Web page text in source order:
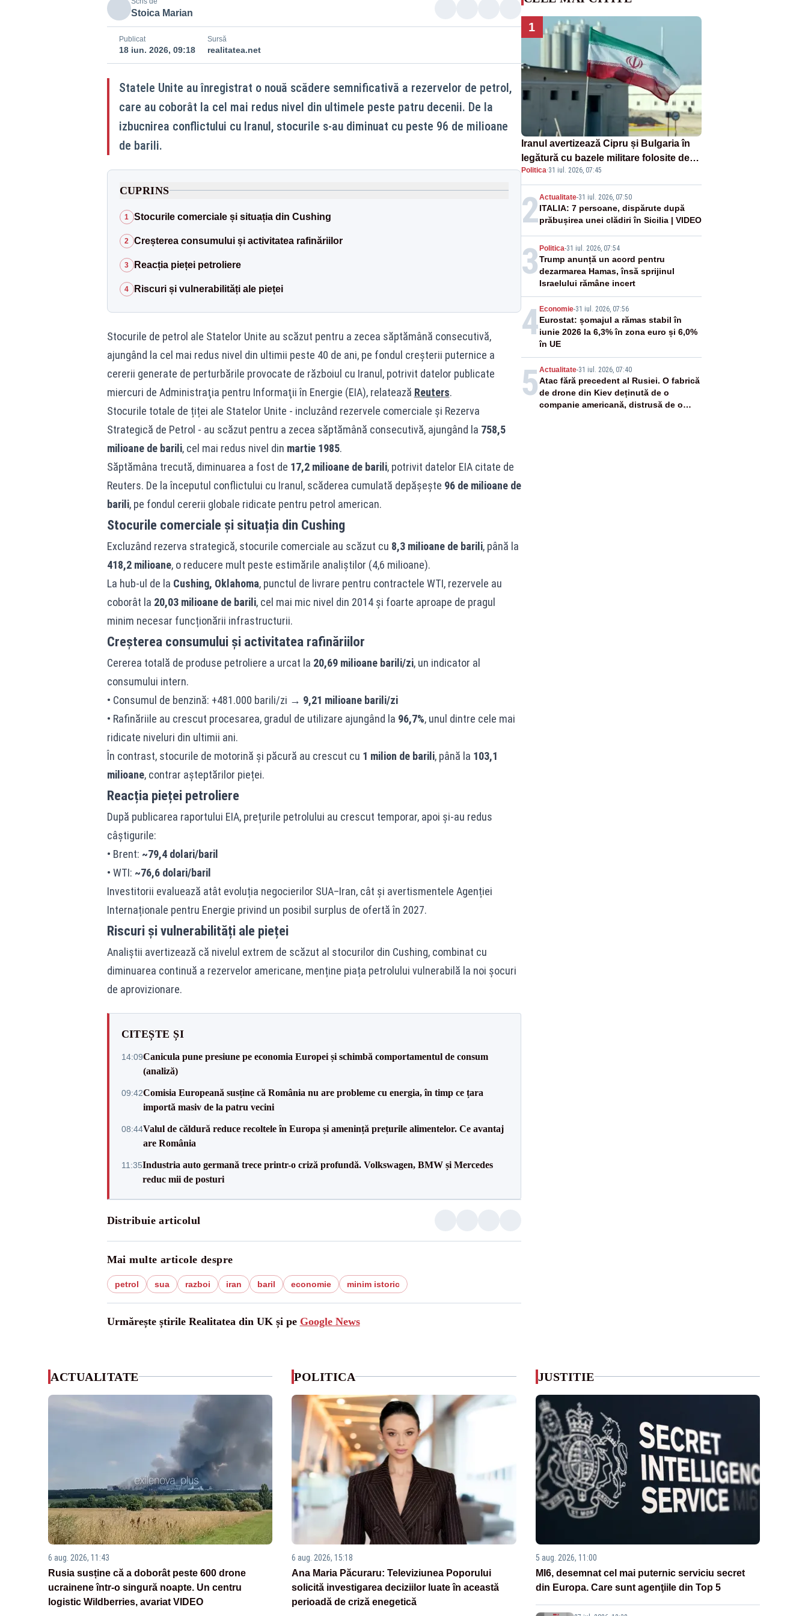
Stoica Marian
Publicat
18 iun. 2026, 09:18
Sursă
realitatea.net
Statele Unite au înregistrat o nouă scădere semnificativă a rezervelor de petrol,
care au coborât la cel mai redus nivel din ultimele peste patru decenii. De la
izbucnirea conflictului cu Iranul, stocurile s-au diminuat cu peste 96 de milioane
de barili.
CUPRINS
1 Stocurile comerciale și situația din Cushing
2 Creșterea consumului și activitatea rafinăriilor
3 Reacția pieței petroliere
4 Riscuri și vulnerabilități ale pieței
Stocurile de petrol ale Statelor Unite au scăzut pentru a zecea săptămână consecutivă,
ajungând la cel mai redus nivel din ultimii peste 40 de ani, pe fondul creşterii puternice a
cererii generate de perturbările provocate de războiul cu Iranul, potrivit datelor publicate
miercuri de Administraţia pentru Informaţii în Energie (EIA), relatează Reuters.
Stocurile totale de țiței ale Statelor Unite - incluzând rezervele comerciale și Rezerva
Strategică de Petrol - au scăzut pentru a zecea săptămână consecutivă, ajungând la 758,5
milioane de barili, cel mai redus nivel din martie 1985.
Săptămâna trecută, diminuarea a fost de 17,2 milioane de barili, potrivit datelor EIA citate de
Reuters. De la începutul conflictului cu Iranul, scăderea cumulată depășește 96 de milioane de
barili, pe fondul cererii globale ridicate pentru petrol american.
Stocurile comerciale și situația din Cushing
Excluzând rezerva strategică, stocurile comerciale au scăzut cu 8,3 milioane de barili, până la
418,2 milioane, o reducere mult peste estimările analiștilor (4,6 milioane).
La hub‑ul de la Cushing, Oklahoma, punctul de livrare pentru contractele WTI, rezervele au
coborât la 20,03 milioane de barili, cel mai mic nivel din 2014 și foarte aproape de pragul
minim necesar funcționării infrastructurii.
Creșterea consumului și activitatea rafinăriilor
Cererea totală de produse petroliere a urcat la 20,69 milioane barili/zi, un indicator al
consumului intern.
• Consumul de benzină: +481.000 barili/zi → 9,21 milioane barili/zi
• Rafinăriile au crescut procesarea, gradul de utilizare ajungând la 96,7%, unul dintre cele mai
ridicate niveluri din ultimii ani.
În contrast, stocurile de motorină și păcură au crescut cu 1 milion de barili, până la 103,1
milioane, contrar așteptărilor pieței.
Reacția pieței petroliere
După publicarea raportului EIA, prețurile petrolului au crescut temporar, apoi și‑au redus
câștigurile:
• Brent: ~79,4 dolari/baril
• WTI: ~76,6 dolari/baril
Investitorii evaluează atât evoluția negocierilor SUA–Iran, cât și avertismentele Agenției
Internaționale pentru Energie privind un posibil surplus de ofertă în 2027.
Riscuri și vulnerabilități ale pieței
Analiștii avertizează că nivelul extrem de scăzut al stocurilor din Cushing, combinat cu
diminuarea continuă a rezervelor americane, menține piața petrolului vulnerabilă la noi șocuri
de aprovizionare.
CITEȘTE ȘI
14:09Canicula pune presiune pe economia Europei și schimbă comportamentul de consum
(analiză)
09:42Comisia Europeană susține că România nu are probleme cu energia, în timp ce țara
importă masiv de la patru vecini
08:44Valul de căldură reduce recoltele în Europa și amenință prețurile alimentelor. Ce avantaj
are România
11:35Industria auto germană trece printr-o criză profundă. Volkswagen, BMW și Mercedes
reduc mii de posturi
Distribuie articolul
Mai multe articole despre
petrol sua razboi iran baril economie minim istoric
Urmărește știrile Realitatea din UK și pe Google News
1
Iranul avertizează Cipru și Bulgaria în
legătură cu bazele militare folosite de
SUA
Politica·31 iul. 2026, 07:45
2Actualitate-31 iul. 2026, 07:50
ITALIA: 7 persoane, dispărute după
prăbușirea unei clădiri în Sicilia | VIDEO
3 Politica-31 iul. 2026, 07:54
Trump anunță un acord pentru
dezarmarea Hamas, însă sprijinul
Israelului rămâne incert
4Economie-31 iul. 2026, 07:56
Eurostat: șomajul a rămas stabil în
iunie 2026 la 6,3% în zona euro și 6,0%
în UE
5 Actualitate-31 iul. 2026, 07:40
Atac fără precedent al Rusiei. O fabrică
de drone din Kiev deținută de o
companie americană, distrusă de o
ACTUALITATE
6 aug. 2026, 11:43
Rusia susține că a doborât peste 600 drone
ucrainene într-o singură noapte. Un centru
logistic Wildberries, avariat VIDEO
POLITICA
6 aug. 2026, 15:18
Ana Maria Păcuraru: Televiziunea Poporului
solicită investigarea deciziilor luate în această
perioadă de criză enegetică
JUSTITIE
5 aug. 2026, 11:00
MI6, desemnat cel mai puternic serviciu secret
din Europa. Care sunt agenţiile din Top 5